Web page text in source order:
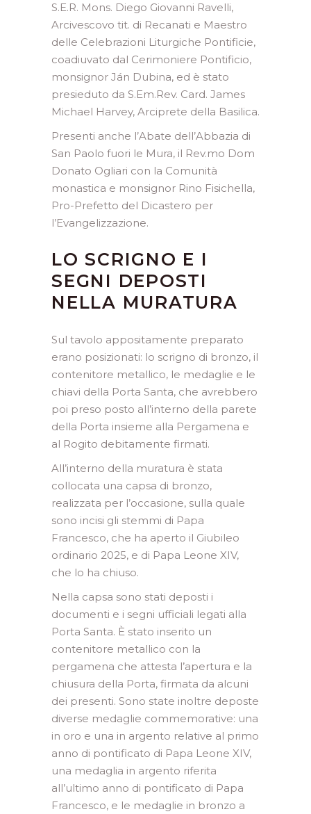
S.E.R. Mons. Diego Giovanni Ravelli,
Arcivescovo tit. di Recanati e Maestro
delle Celebrazioni Liturgiche Pontificie,
coadiuvato dal Cerimoniere Pontificio,
monsignor Ján Dubina, ed è stato
presieduto da S.Em.Rev. Card. James
Michael Harvey, Arciprete della Basilica.
Presenti anche l’Abate dell’Abbazia di
San Paolo fuori le Mura, il Rev.mo Dom
Donato Ogliari con la Comunità
monastica e monsignor Rino Fisichella,
Pro-Prefetto del Dicastero per
l’Evangelizzazione.
LO SCRIGNO E I
SEGNI DEPOSTI
NELLA MURATURA
Sul tavolo appositamente preparato
erano posizionati: lo scrigno di bronzo, il
contenitore metallico, le medaglie e le
chiavi della Porta Santa, che avrebbero
poi preso posto all’interno della parete
della Porta insieme alla Pergamena e
al Rogito debitamente firmati.
All’interno della muratura è stata
collocata una capsa di bronzo,
realizzata per l’occasione, sulla quale
sono incisi gli stemmi di Papa
Francesco, che ha aperto il Giubileo
ordinario 2025, e di Papa Leone XIV,
che lo ha chiuso.
Nella capsa sono stati deposti i
documenti e i segni ufficiali legati alla
Porta Santa. È stato inserito un
contenitore metallico con la
pergamena che attesta l’apertura e la
chiusura della Porta, firmata da alcuni
dei presenti. Sono state inoltre deposte
diverse medaglie commemorative: una
in oro e una in argento relative al primo
anno di pontificato di Papa Leone XIV,
una medaglia in argento riferita
all’ultimo anno di pontificato di Papa
Francesco, e le medaglie in bronzo a